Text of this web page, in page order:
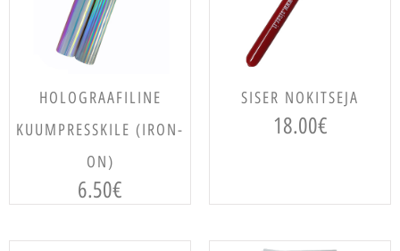
VALI
HOLOGRAAFILINE
KUUMPRESSKILE (IRON-
ON)
6.50€
LISA KORVI
SISER NOKITSEJA
18.00€